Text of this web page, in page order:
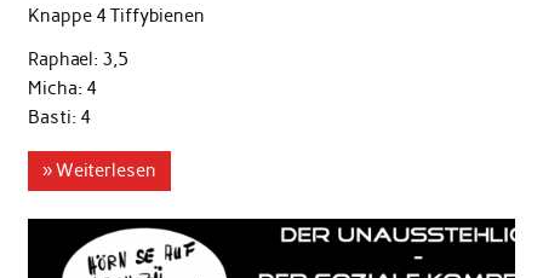
Knappe 4 Tiffybienen
Raphael: 3,5
Micha: 4
Basti: 4
» Weiterlesen